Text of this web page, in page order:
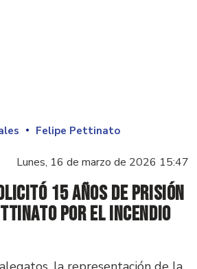
Felipe Pettinato
Lunes, 16 de marzo de 2026 15:47
15 años de prisión
por el incendio